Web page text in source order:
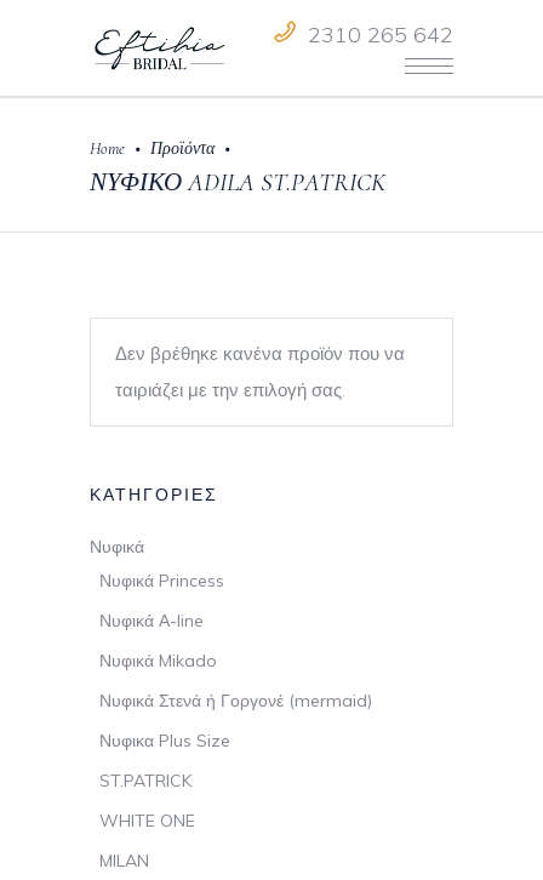
2310 265 642
Home • Προϊόντα•
ΝΥΦΙΚΟ ADILA ST.PATRICK
Δεν βρέθηκε κανένα προϊόν που να
ταιριάζει με την επιλογή σας.
ΚΑΤΗΓΟΡΙΕΣ
Νυφικά
Νυφικά Princess
Νυφικά Α-line
Νυφικά Mikado
Νυφικά Στενά ή Γοργονέ (mermaid)
Νυφικα Plus Size
ST.PATRICK
WHITE ONE
MILAN